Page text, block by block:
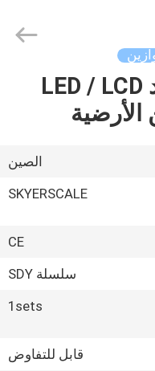
3T 5T ​​سطح واحد LED / LCD
الصين
SKYERSCALE
CE
سلسلة SDY
1sets
قابل للتفاوض